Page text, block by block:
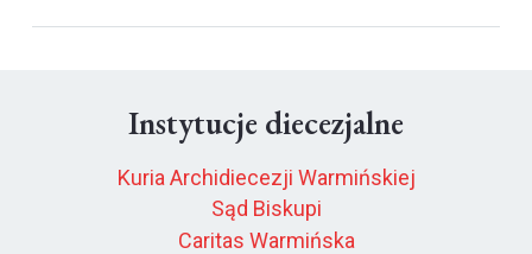
Instytucje diecezjalne
Kuria Archidiecezji Warmińskiej
Sąd Biskupi
Caritas Warmińska